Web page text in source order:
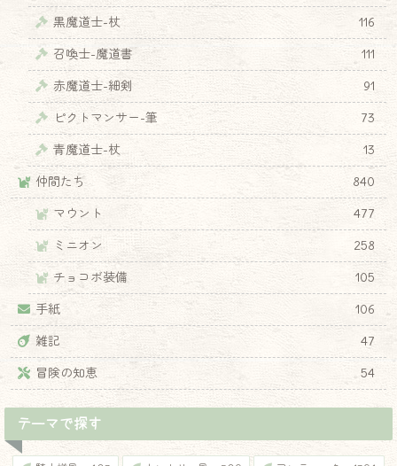
黒魔道士-杖
116
召喚士-魔道書
111
赤魔道士-細剣
91
ピクトマンサー-筆
73
青魔道士-杖
13
仲間たち
840
マウント
477
ミニオン
258
チョコボ装備
105
手紙
106
雑記
47
冒険の知恵
54
テーマで探す